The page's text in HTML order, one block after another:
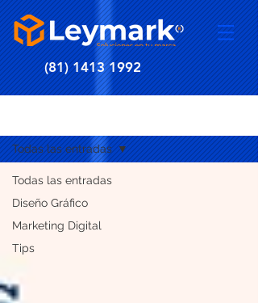
(81) 1413 1992
Todas las entradas
Diseño Gráfico
Marketing Digital
Tips
Todas las entradas